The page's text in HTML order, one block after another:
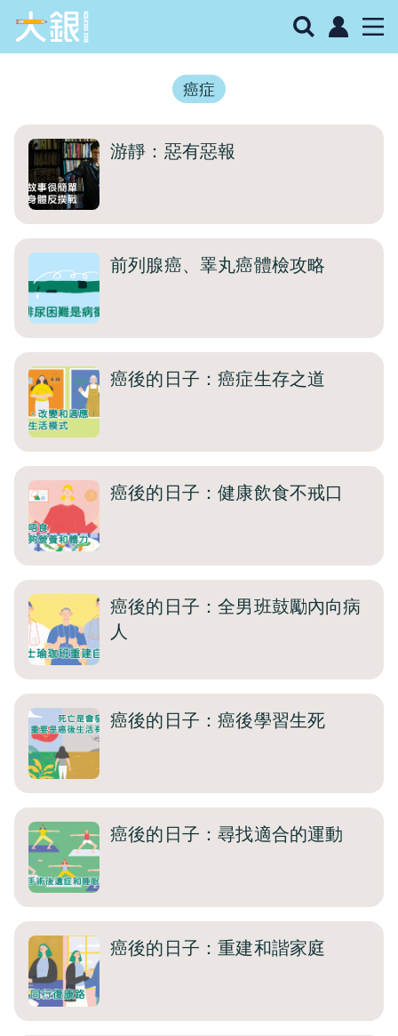
癌症
游靜：惡有惡報
前列腺癌、睪丸癌體檢攻略
癌後的日子：癌症生存之道
癌後的日子：健康飲食不戒口
癌後的日子：全男班鼓勵內向病
人
癌後的日子：癌後學習生死
癌後的日子：尋找適合的運動
癌後的日子：重建和諧家庭